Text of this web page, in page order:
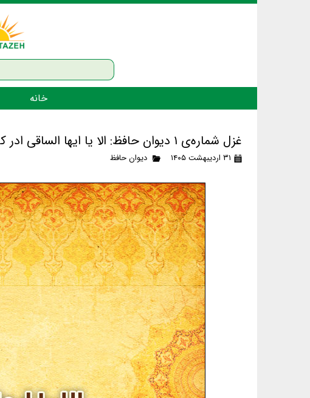
خانه
غزل شماره‌ی ۱ دیوان حافظ: الا یا ایها الساقی ادر کاسا و ناولها
۳۱ اردیبهشت ۱۴۰۵ دیوان حافظ